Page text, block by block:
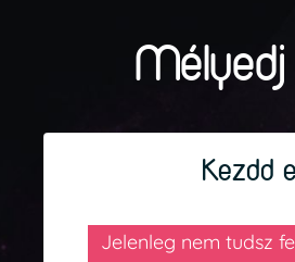
Mélyedj
Kezdd
Jelenleg nem tudsz